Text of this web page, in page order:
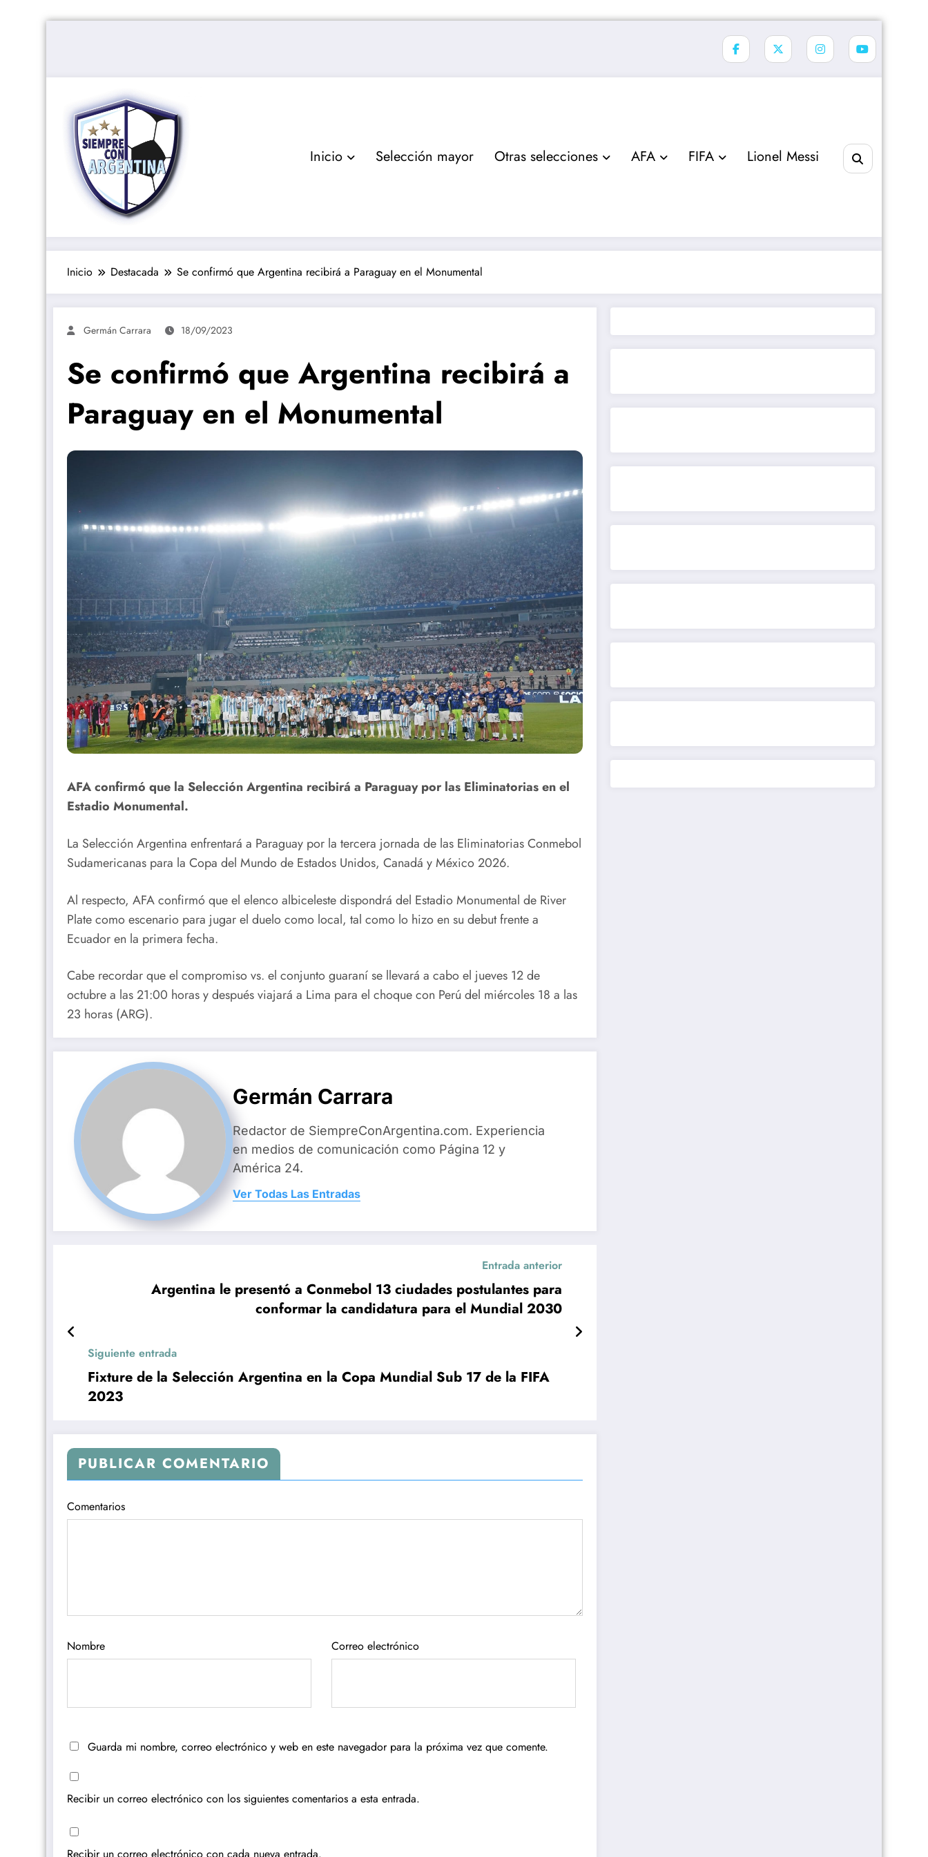
Inicio Selección mayor Otras selecciones AFA FIFA Lionel Messi
Inicio Destacada Se confirmó que Argentina recibirá a Paraguay en el Monumental
Germán Carrara 18/09/2023
Se confirmó que Argentina recibirá a
Paraguay en el Monumental
AFA confirmó que la Selección Argentina recibirá a Paraguay por las Eliminatorias en el
Estadio Monumental.
La Selección Argentina enfrentará a Paraguay por la tercera jornada de las Eliminatorias Conmebol
Sudamericanas para la Copa del Mundo de Estados Unidos, Canadá y México 2026.
Al respecto, AFA confirmó que el elenco albiceleste dispondrá del Estadio Monumental de River
Plate como escenario para jugar el duelo como local, tal como lo hizo en su debut frente a
Ecuador en la primera fecha.
Cabe recordar que el compromiso vs. el conjunto guaraní se llevará a cabo el jueves 12 de
octubre a las 21:00 horas y después viajará a Lima para el choque con Perú del miércoles 18 a las
23 horas (ARG).
Germán Carrara
Redactor de SiempreConArgentina.com. Experiencia
en medios de comunicación como Página 12 y
América 24.
Ver Todas Las Entradas
Entrada anterior
Argentina le presentó a Conmebol 13 ciudades postulantes para
conformar la candidatura para el Mundial 2030
Siguiente entrada
Fixture de la Selección Argentina en la Copa Mundial Sub 17 de la FIFA
2023
PUBLICAR COMENTARIO
Comentarios
Nombre Correo electrónico
Guarda mi nombre, correo electrónico y web en este navegador para la próxima vez que comente.
Recibir un correo electrónico con los siguientes comentarios a esta entrada.